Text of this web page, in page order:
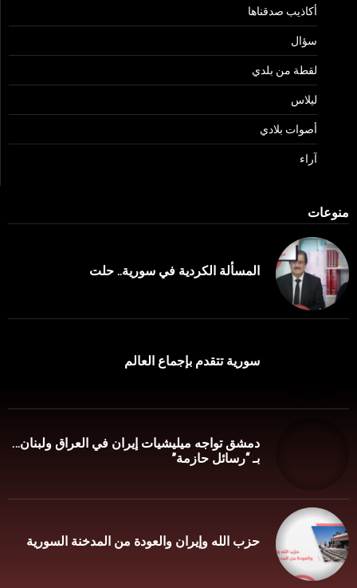
أكاذيب صدقناها
سؤال
لقطة من بلدي
ليلاس
أصوات بلادي
آراء
منوعات
المسألة الكردية في سورية.. حلت
سورية تتقدم بإجماع العالم
دمشق تواجه ميليشيات إيران في العراق ولبنان…
بـ “رسائل حازمة”
حزب الله وإيران والعودة من المدخنة السورية